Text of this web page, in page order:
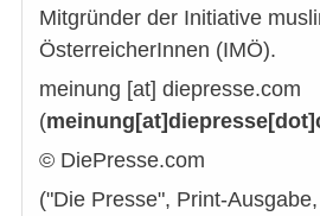
Mitgründer der Initiative
ÖsterreicherInnen (IMÖ).
meinung [at] diepresse.com
(
© DiePresse.com
("Die Presse", Print-